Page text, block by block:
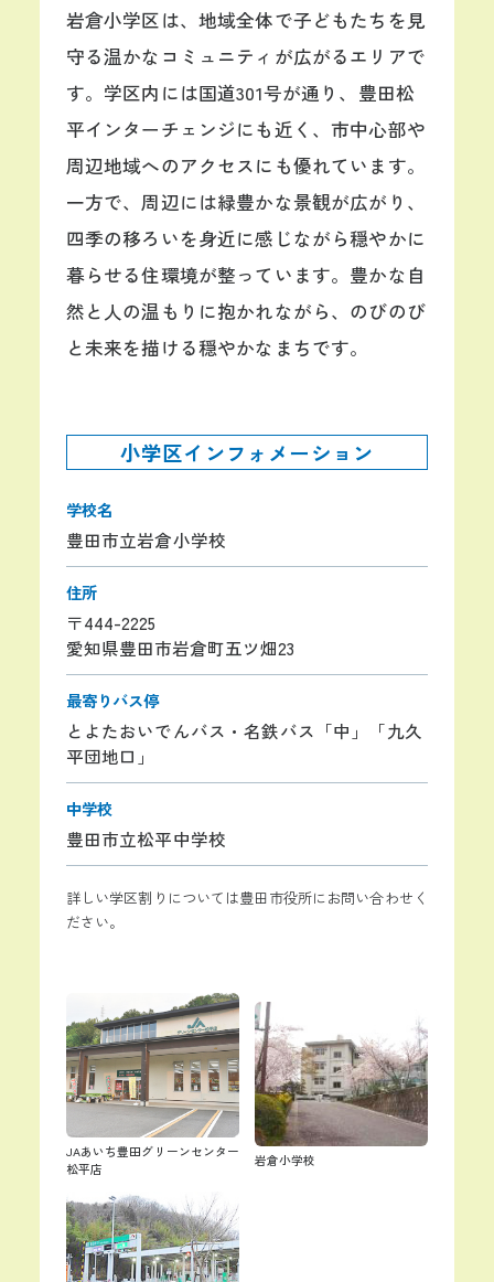
岩倉小学区は、地域全体で子どもたちを見
守る温かなコミュニティが広がるエリアで
す。学区内には国道301号が通り、豊田松
平インターチェンジにも近く、市中心部や
周辺地域へのアクセスにも優れています。
一方で、周辺には緑豊かな景観が広がり、
四季の移ろいを身近に感じながら穏やかに
暮らせる住環境が整っています。豊かな自
然と人の温もりに抱かれながら、のびのび
と未来を描ける穏やかなまちです。
小学区インフォメーション
学校名
豊田市立岩倉小学校
住所
〒444-2225
愛知県豊田市岩倉町五ツ畑23
最寄りバス停
とよたおいでんバス・名鉄バス「中」「九久
平団地口」
中学校
豊田市立松平中学校
詳しい学区割りについては豊田市役所にお問い合わせく
ださい。
JAあいち豊田グリーンセンター
松平店
岩倉小学校